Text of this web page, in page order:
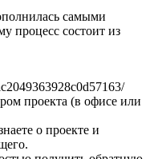
самыми
процесс состоит из
проекта (в офисе или
о проекте и